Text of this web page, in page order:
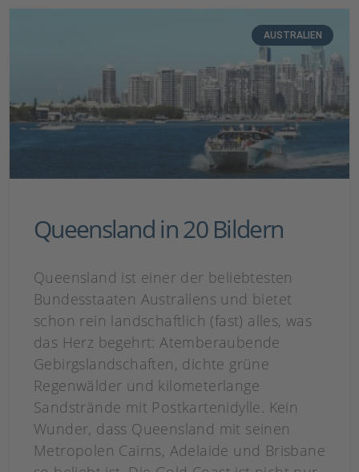
AUSTRALIEN
Queensland in 20 Bildern
Queensland ist einer der beliebtesten
Bundesstaaten Australiens und bietet
schon rein landschaftlich (fast) alles, was
das Herz begehrt: Atemberaubende
Gebirgslandschaften, dichte grüne
Regenwälder und kilometerlange
Sandstrände mit Postkartenidylle. Kein
Wunder, dass Queensland mit seinen
Metropolen Cairns, Adelaide und Brisbane